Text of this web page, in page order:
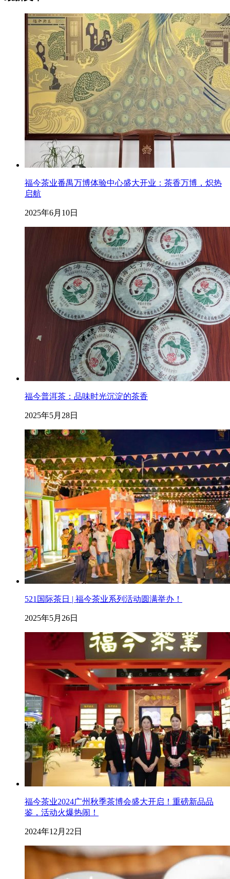
福今茶业番禺万博体验中心盛大开业：茶香万博，炽热
启航
2025年6月10日
福今普洱茶：品味时光沉淀的茶香
2025年5月28日
521国际茶日 | 福今茶业系列活动圆满举办！
2025年5月26日
福今茶业2024广州秋季茶博会盛大开启！重磅新品品
鉴，活动火爆热闹！
2024年12月22日